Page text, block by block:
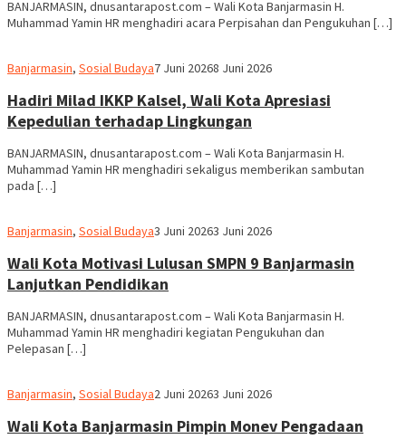
BANJARMASIN, dnusantarapost.com – Wali Kota Banjarmasin H.
Muhammad Yamin HR menghadiri acara Perpisahan dan Pengukuhan […]
Banjarmasin, Sosial BudayaRedaksi
7 Juni 20268 Juni 2026
Hadiri Milad IKKP Kalsel, Wali Kota Apresiasi
Kepedulian terhadap Lingkungan
BANJARMASIN, dnusantarapost.com – Wali Kota Banjarmasin H.
Muhammad Yamin HR menghadiri sekaligus memberikan sambutan
pada […]
Banjarmasin, Sosial BudayaRedaksi
3 Juni 20263 Juni 2026
Wali Kota Motivasi Lulusan SMPN 9 Banjarmasin
Lanjutkan Pendidikan
BANJARMASIN, dnusantarapost.com – Wali Kota Banjarmasin H.
Muhammad Yamin HR menghadiri kegiatan Pengukuhan dan
Pelepasan […]
Banjarmasin, Sosial BudayaRedaksi
2 Juni 20263 Juni 2026
Wali Kota Banjarmasin Pimpin Monev Pengadaan